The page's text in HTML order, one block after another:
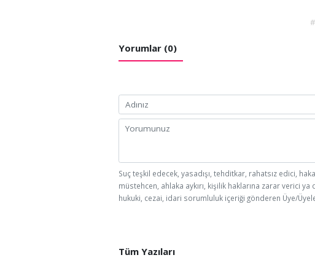
#
Yorumlar (0)
Suç teşkil edecek, yasadışı, tehditkar, rahatsız edici,
müstehcen, ahlaka aykırı, kişilik haklarına zarar verici
hukuki, cezai, idari sorumluluk içeriği gönderen Üye/
Tüm Yazıları